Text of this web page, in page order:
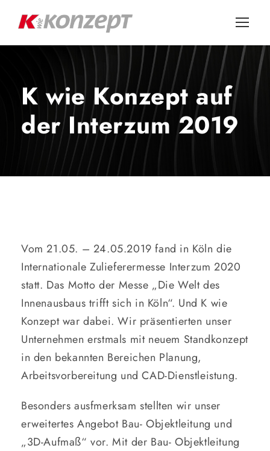
K wie Konzept auf
der Interzum 2019
Vom 21.05. – 24.05.2019 fand in Köln die
Internationale Zulieferermesse Interzum 2020
statt. Das Motto der Messe „Die Welt des
Innenausbaus trifft sich in Köln“. Und K wie
Konzept war dabei. Wir präsentierten unser
Unternehmen erstmals mit neuem Standkonzept
in den bekannten Bereichen Planung,
Arbeitsvorbereitung und CAD-Dienstleistung.
Besonders ausfmerksam stellten wir unser
erweitertes Angebot Bau- Objektleitung und
„3D-Aufmaß“ vor. Mit der Bau- Objektleitung